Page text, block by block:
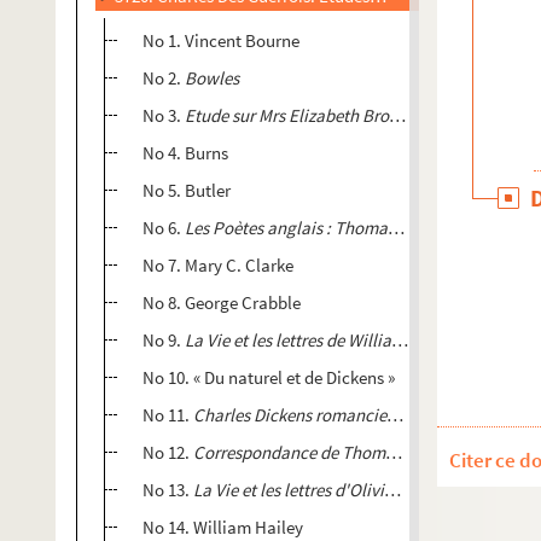
No 1. Vincent Bourne
No 2. Bowles
No 3. Etude sur Mrs Elizabeth Browning
No 4. Burns
No 5. Butler
No 6. Les Poètes anglais : Thomas Chatterton, Kirke
No 7. Mary C. Clarke
No 8. George Crabble
No 9. La Vie et les lettres de William Cowper
No 10. « Du naturel et de Dickens »
No 11. Charles Dickens romancier et lecteur
No 12. Correspondance de Thomas Gray
No 13. La Vie et les lettres d'Olivier Goldsmith
No 14. William Hailey
Citer ce